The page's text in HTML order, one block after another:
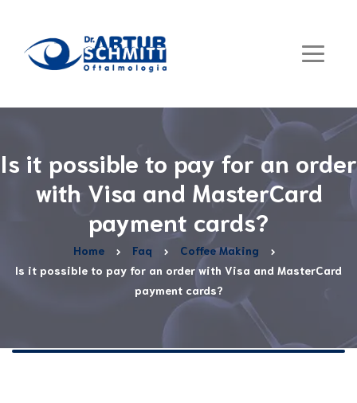
Is it possible to pay for an order
with Visa and MasterCard
payment cards?
Home Faq
Coffee Making
Is it possible to pay for an order with Visa and MasterCard
payment cards?